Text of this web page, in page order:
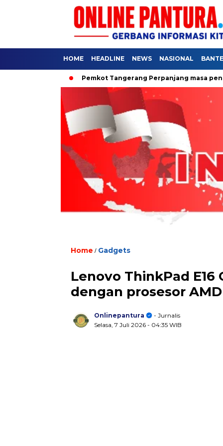
HOME HEADLINE NEWS NASIONAL
Pemkot Tangerang Perpanjang masa
Home / Gadgets
Lenovo ThinkPad E16
dengan prosesor
Onlinepantura
- Jurnalis
Selasa, 7 Juli 2026 - 04:35 WIB